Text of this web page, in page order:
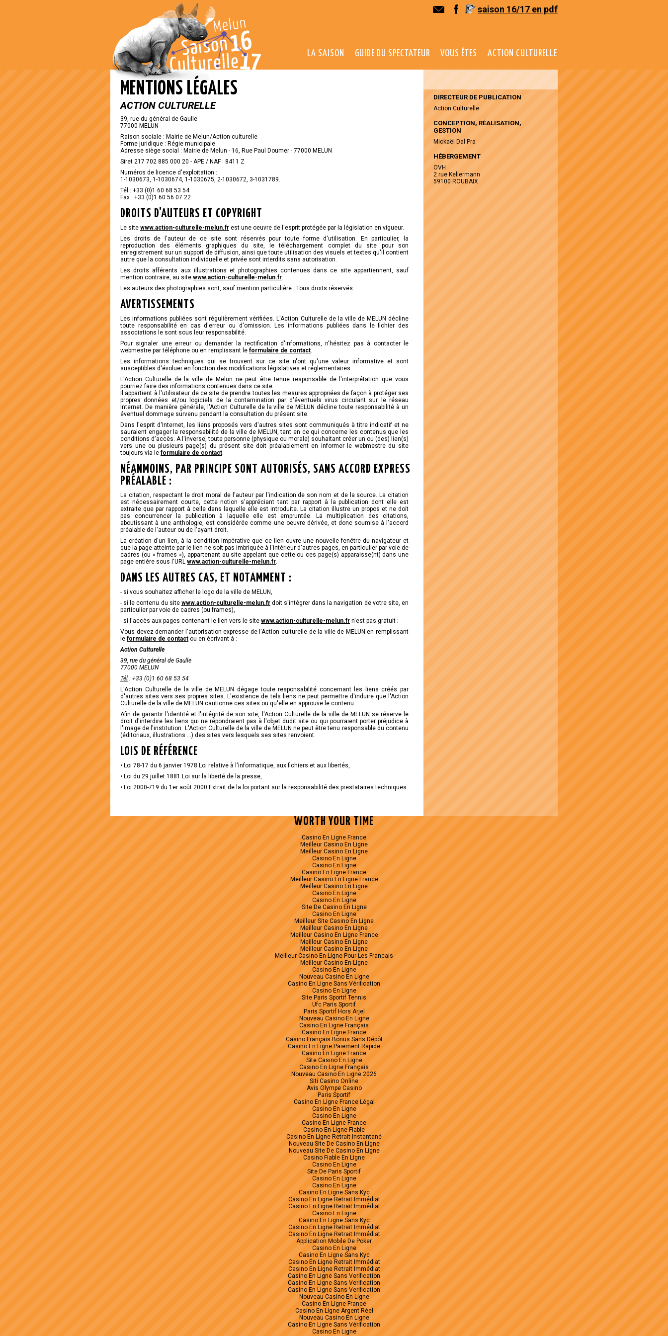
LA SAISON GUIDE DU SPECTATEUR VOUS ÊTES ACTION CULTURELLE
saison 16/17 en pdf
MENTIONS LÉGALES
ACTION CULTURELLE
39, rue du général de Gaulle
77000 MELUN
Raison sociale : Mairie de Melun/Action culturelle
Forme juridique : Régie municipale
Adresse siège social : Mairie de Melun - 16, Rue Paul Doumer - 77000 MELUN
Siret 217 702 885 000 20 - APE / NAF : 8411 Z
Numéros de licence d'exploitation :
1-1030673, 1-1030674, 1-1030675, 2-1030672, 3-1031789.
Tél : +33 (0)1 60 68 53 54
Fax : +33 (0)1 60 56 07 22
DROITS D'AUTEURS ET COPYRIGHT
Le site www.action-culturelle-melun.fr est une oeuvre de l'esprit protégée par la législation en vigueur.
Les droits de l'auteur de ce site sont réservés pour toute forme d'utilisation. En particulier, la
reproduction des éléments graphiques du site, le téléchargement complet du site pour son
enregistrement sur un support de diffusion, ainsi que toute utilisation des visuels et textes qu'il contient
autre que la consultation individuelle et privée sont interdits sans autorisation.
Les droits afférents aux illustrations et photographies contenues dans ce site appartiennent, sauf
mention contraire, au site www.action-culturelle-melun.fr.
Les auteurs des photographies sont, sauf mention particulière : Tous droits réservés.
AVERTISSEMENTS
Les informations publiées sont régulièrement vérifiées. L'Action Culturelle de la ville de MELUN décline
toute responsabilité en cas d'erreur ou d'omission. Les informations publiées dans le fichier des
associations le sont sous leur responsabilité.
Pour signaler une erreur ou demander la rectification d'informations, n'hésitez pas à contacter le
webmestre par téléphone ou en remplissant le formulaire de contact.
Les informations techniques qui se trouvent sur ce site n'ont qu'une valeur informative et sont
susceptibles d'évoluer en fonction des modifications législatives et réglementaires.
L'Action Culturelle de la ville de Melun ne peut être tenue responsable de l'interprétation que vous
pourriez faire des informations contenues dans ce site.
Il appartient à l'utilisateur de ce site de prendre toutes les mesures appropriées de façon à protéger ses
propres données et/ou logiciels de la contamination par d'éventuels virus circulant sur le réseau
Internet. De manière générale, l'Action Culturelle de la ville de MELUN décline toute responsabilité à un
éventuel dommage survenu pendant la consultation du présent site.
Dans l'esprit d'Internet, les liens proposés vers d'autres sites sont communiqués à titre indicatif et ne
sauraient engager la responsabilité de la ville de MELUN, tant en ce qui concerne les contenus que les
conditions d'accès. A l'inverse, toute personne (physique ou morale) souhaitant créer un ou (des) lien(s)
vers une ou plusieurs page(s) du présent site doit préalablement en informer le webmestre du site
toujours via le formulaire de contact.
NÉANMOINS, PAR PRINCIPE SONT AUTORISÉS, SANS ACCORD EXPRESS
PRÉALABLE :
La citation, respectant le droit moral de l'auteur par l'indication de son nom et de la source. La citation
est nécessairement courte, cette notion s'appréciant tant par rapport à la publication dont elle est
extraite que par rapport à celle dans laquelle elle est introduite. La citation illustre un propos et ne doit
pas concurrencer la publication à laquelle elle est empruntée. La multiplication des citations,
aboutissant à une anthologie, est considérée comme une oeuvre dérivée, et donc soumise à l'accord
préalable de l'auteur ou de l'ayant droit.
La création d'un lien, à la condition impérative que ce lien ouvre une nouvelle fenêtre du navigateur et
que la page atteinte par le lien ne soit pas imbriquée à l'intérieur d'autres pages, en particulier par voie de
cadres (ou «frames »), appartenant au site appelant que cette ou ces page(s) apparaisse(nt) dans une
page entière sous l'URL www.action-culturelle-melun.fr.
DANS LES AUTRES CAS, ET NOTAMMENT :
- si vous souhaitez afficher le logo de la ville de MELUN,
- si le contenu du site www.action-culturelle-melun.frdoit s'intégrer dans la navigation de votre site, en
particulier par voie de cadres (ou frames),
- si l'accès aux pages contenant le lien vers le site www.action-culturelle-melun.fr n'est pas gratuit ;
Vous devez demander l'autorisation expresse de l'Action culturelle de la ville de MELUN en remplissant
le formulaire de contact ou en écrivant à :
Action Culturelle
39, rue du général de Gaulle
77000 MELUN
Tél : +33 (0)1 60 68 53 54
L'Action Culturelle de la ville de MELUN dégage toute responsabilité concernant les liens créés par
d'autres sites vers ses propres sites. L'existence de tels liens ne peut permettre d'induire que l'Action
Culturelle de la ville de MELUN cautionne ces sites ou qu'elle en approuve le contenu.
Afin de garantir l'identité et l'intégrité de son site, l'Action Culturelle de la ville de MELUN se réserve le
droit d'interdire les liens qui ne répondraient pas à l'objet dudit site ou qui pourraient porter préjudice à
l'image de l'institution. L'Action Culturelle de la ville de MELUN ne peut être tenu responsable du contenu
(éditoriaux, illustrations ...) des sites vers lesquels ses sites renvoient.
LOIS DE RÉFÉRENCE
• Loi 78-17 du 6 janvier 1978 Loi relative à l'informatique, aux fichiers et aux libertés,
• Loi du 29 juillet 1881 Loi sur la liberté de la presse,
• Loi 2000-719 du 1er août 2000 Extrait de la loi portant sur la responsabilité des prestataires techniques.
DIRECTEUR DE PUBLICATION
Action Culturelle
CONCEPTION, RÉALISATION,
GESTION
Mickaël Dal Pra
HÉBERGEMENT
OVH
2 rue Kellermann
59100 ROUBAIX
WORTH YOUR TIME
Casino En Ligne France
Meilleur Casino En Ligne
Meilleur Casino En Ligne
Casino En Ligne
Casino En Ligne
Casino En Ligne France
Meilleur Casino En Ligne France
Meilleur Casino En Ligne
Casino En Ligne
Casino En Ligne
Site De Casino En Ligne
Casino En Ligne
Meilleur Site Casino En Ligne
Meilleur Casino En Ligne
Meilleur Casino En Ligne France
Meilleur Casino En Ligne
Meilleur Casino En Ligne
Meilleur Casino En Ligne Pour Les Francais
Meilleur Casino En Ligne
Casino En Ligne
Nouveau Casino En Ligne
Casino En Ligne Sans Vérification
Casino En Ligne
Site Paris Sportif Tennis
Ufc Paris Sportif
Paris Sportif Hors Arjel
Nouveau Casino En Ligne
Casino En Ligne Français
Casino En Ligne France
Casino Français Bonus Sans Dépôt
Casino En Ligne Paiement Rapide
Casino En Ligne France
Site Casino En Ligne
Casino En Ligne Français
Nouveau Casino En Ligne 2026
Siti Casino Online
Avis Olympe Casino
Paris Sportif
Casino En Ligne France Légal
Casino En Ligne
Casino En Ligne
Casino En Ligne France
Casino En Ligne Fiable
Casino En Ligne Retrait Instantané
Nouveau Site De Casino En Ligne
Nouveau Site De Casino En Ligne
Casino Fiable En Ligne
Casino En Ligne
Site De Paris Sportif
Casino En Ligne
Casino En Ligne
Casino En Ligne Sans Kyc
Casino En Ligne Retrait Immédiat
Casino En Ligne Retrait Immédiat
Casino En Ligne
Casino En Ligne Sans Kyc
Casino En Ligne Retrait Immédiat
Casino En Ligne Retrait Immédiat
Application Mobile De Poker
Casino En Ligne
Casino En Ligne Sans Kyc
Casino En Ligne Retrait Immédiat
Casino En Ligne Retrait Immédiat
Casino En Ligne Sans Verification
Casino En Ligne Sans Verification
Casino En Ligne Sans Verification
Nouveau Casino En Ligne
Casino En Ligne France
Casino En Ligne Argent Réel
Nouveau Casino En Ligne
Casino En Ligne Sans Vérification
Casino En Ligne